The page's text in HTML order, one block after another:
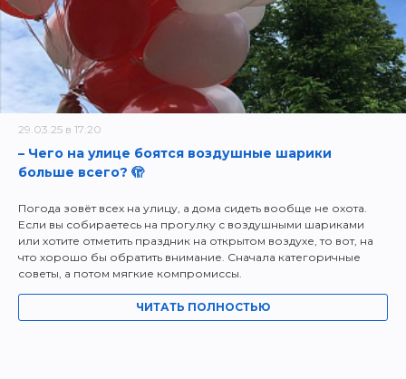
29.03.25 в 17:20
– Чего на улице боятся воздушные шарики
больше всего? 🫣
Погода зовёт всех на улицу, а дома сидеть вообще не охота.
Если вы собираетесь на прогулку с воздушными шариками
или хотите отметить праздник на открытом воздухе, то вот, на
что хорошо бы обратить внимание. Сначала категоричные
советы, а потом мягкие компромиссы.
ЧИТАТЬ ПОЛНОСТЬЮ